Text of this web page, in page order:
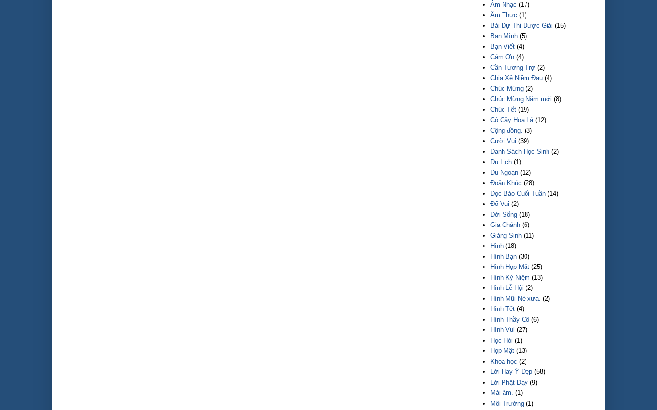
Âm Nhạc (17)
Ẩm Thực (1)
Bài Dự Thi Được Giải (15)
Bạn Mình (5)
Bạn Viết (4)
Cám Ơn (4)
Cần Tương Trợ (2)
Chia Xẻ Niềm Đau (4)
Chúc Mừng (2)
Chúc Mừng Năm mới (8)
Chúc Tết (19)
Cỏ Cây Hoa Lá (12)
Cộng đồng. (3)
Cười Vui (39)
Danh Sách Học Sinh (2)
Du Lịch (1)
Du Ngoạn (12)
Đoản Khúc (28)
Đọc Báo Cuối Tuần (14)
Đố Vui (2)
Đời Sống (18)
Gia Chánh (6)
Giáng Sinh (11)
Hình (18)
Hình Bạn (30)
Hình Họp Mặt (25)
Hình Kỷ Niệm (13)
Hình Lễ Hội (2)
Hình Mũi Né xưa. (2)
Hình Tết (4)
Hình Thầy Cô (6)
Hình Vui (27)
Học Hỏi (1)
Họp Mặt (13)
Khoa học (2)
Lời Hay Ý Đẹp (58)
Lời Phật Dạy (9)
Mái ấm. (1)
Môi Trường (1)